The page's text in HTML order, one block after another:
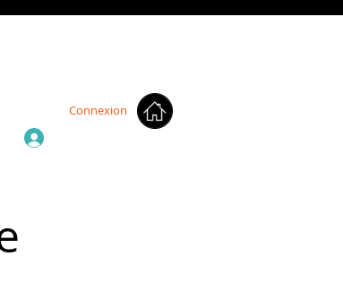
Connexion